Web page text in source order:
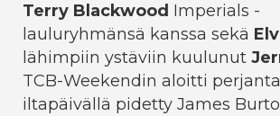
Terry Blackwood Imperials -
lauluryhmänsä kanssa sekä
lähimpiin ystäviin kuulunut
TCB-Weekendin aloitti
iltapäivällä pidetty James